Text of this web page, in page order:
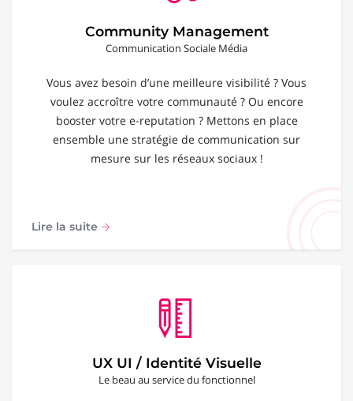
Community Management
Communication Sociale Média
Vous avez besoin d’une meilleure visibilité ? Vous
voulez accroître votre communauté ? Ou encore
booster votre e-reputation ? Mettons en place
ensemble une stratégie de communication sur
mesure sur les réseaux sociaux !
Lire la suite
UX UI / Identité Visuelle
Le beau au service du fonctionnel